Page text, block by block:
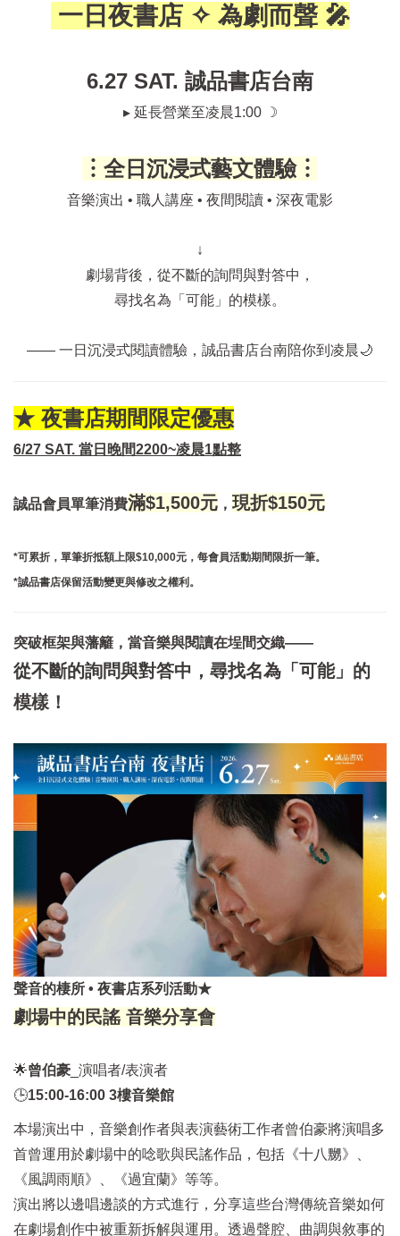
一日夜書店 ✧ 為劇而聲 🎤
6.27 SAT. 誠品書店台南
▸ 延長營業至凌晨1:00 ☽
︙全日沉浸式藝文體驗︙
音樂演出 • 職人講座 • 夜間閱讀 • 深夜電影
↓
劇場背後，從不斷的詢問與對答中，
尋找名為「可能」的模樣。
—— 一日沉浸式閱讀體驗，誠品書店台南陪你到凌晨🌙
★ 夜書店期間限定優惠
6/27 SAT. 當日晚間2200~凌晨1點整
誠品會員單筆消費滿$1,500元 ， 現折$150元
*可累折，單筆折抵額上限$10,000元，每會員活動期間限折一筆。
​*誠品書店保留活動變更與修改之權利。​
突破框架與藩籬，當音樂與閱讀在埕間交織——
從不斷的詢問與對答中，尋找名為「可能」的
模樣！
聲音的棲所 • 夜書店系列活動★
劇場中的民謠 音樂分享會
🌟曾伯豪 _演唱者/表演者
🕒15:00-16:00 3樓音樂館
本場演出中，音樂創作者與表演藝術工作者曾伯豪將演唱多
首曾運用於劇場中的唸歌與民謠作品，包括《十八嬲》、
《風調雨順》、《過宜蘭》等等。
演出將以邊唱邊談的方式進行，分享這些台灣傳統音樂如何
在劇場創作中被重新拆解與運用。透過聲腔、曲調與敘事的